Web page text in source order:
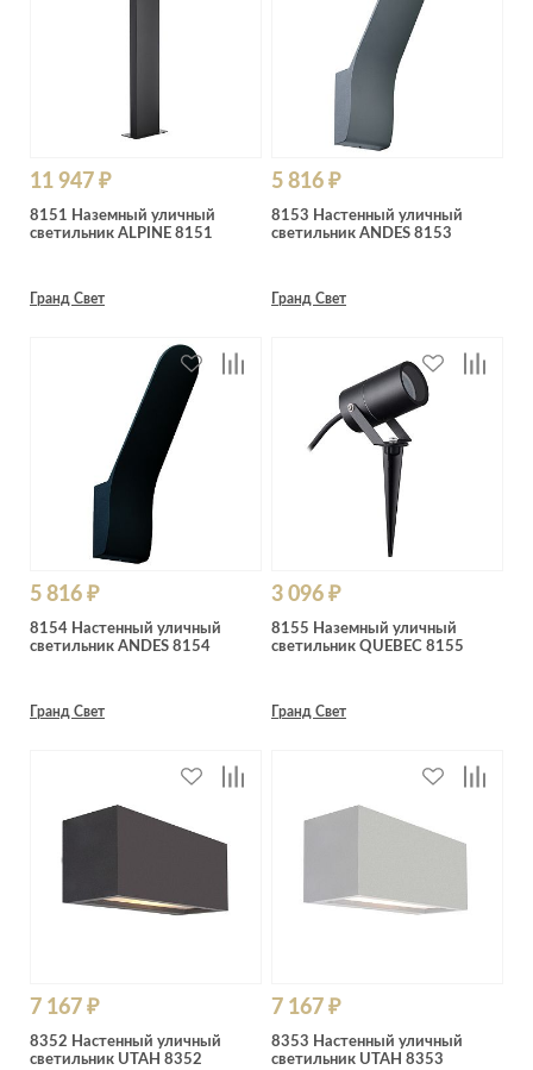
11 947 ₽
8151 Наземный уличный
светильник ALPINE 8151
Гранд Свет
5 816 ₽
8153 Настенный уличный
светильник ANDES 8153
Гранд Свет
5 816 ₽
8154 Настенный уличный
светильник ANDES 8154
Гранд Свет
3 096 ₽
8155 Наземный уличный
светильник QUEBEC 8155
Гранд Свет
7 167 ₽
8352 Настенный уличный
светильник UTAH 8352
7 167 ₽
8353 Настенный уличный
светильник UTAH 8353